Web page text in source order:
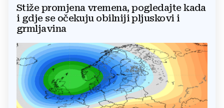
Stiže promjena vremena, pogledajte kada
i gdje se očekuju obilniji pljuskovi i
grmljavina